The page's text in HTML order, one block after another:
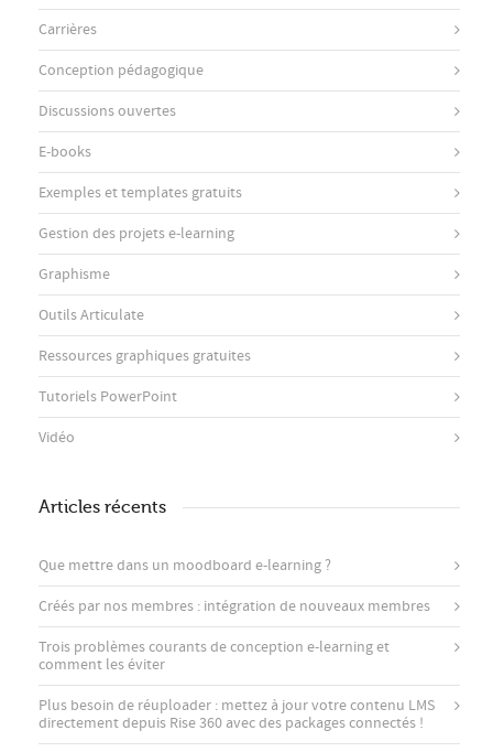
Carrières
Conception pédagogique
Discussions ouvertes
E-books
Exemples et templates gratuits
Gestion des projets e-learning
Graphisme
Outils Articulate
Ressources graphiques gratuites
Tutoriels PowerPoint
Vidéo
Articles récents
Que mettre dans un moodboard e-learning ?
Créés par nos membres : intégration de nouveaux membres
Trois problèmes courants de conception e-learning et
comment les éviter
Plus besoin de réuploader : mettez à jour votre contenu LMS
directement depuis Rise 360 ​​avec des packages connectés !